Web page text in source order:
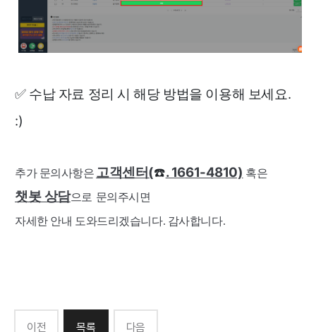
✅ 수납 자료 정리 시 해당 방법을 이용해 보세요.
:)
추가 문의사항은 고객센터(☎️. 1661-4810) 혹은
챗봇 상담으로 문의주시면
자세한 안내 도와드리겠습니다. 감사합니다.
이전 목록 다음